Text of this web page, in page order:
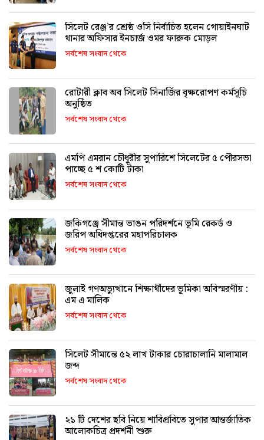
সিলেট রেঞ্জ’র শ্রেষ্ঠ ওসি নির্বাচিত হলেন গোয়াইনঘাট
থানার অফিসার ইনচার্জ ওমর ফারুক মোড়ল
সর্বশেষ সংবাদ থেকে
রোটারী ক্লাব অব সিলেট সিনার্জির বৃক্ষরোপণ কর্মসূচি
অনুষ্ঠিত
সর্বশেষ সংবাদ থেকে
এমপি এমরান চৌধুরীর সুপারিশে সিলেটের ৫ পৌরসভা
পাচ্ছে ৫ শ কোটি টাকা
সর্বশেষ সংবাদ থেকে
জকিগঞ্জে সীমান্ত ভাঙন পরিদর্শনে ভূমি রেকর্ড ও
জরিপ অধিদপ্তরের মহাপরিচালক
সর্বশেষ সংবাদ থেকে
জুলাই গণঅভ্যুত্থানে শিক্ষার্থীদের ভূমিকা অবিস্মরণীয় :
এম এ মালিক
সর্বশেষ সংবাদ থেকে
সিলেট সীমান্তে ৫২ লাখ টাকার চোরাচালানি মালামাল
জব্দ
সর্বশেষ সংবাদ থেকে
২১ টি দেশের ছবি নিয়ে শাবিপ্রবিতে সুপার আন্তর্জাতিক
আলোকচিত্র প্রদর্শনী শুরু